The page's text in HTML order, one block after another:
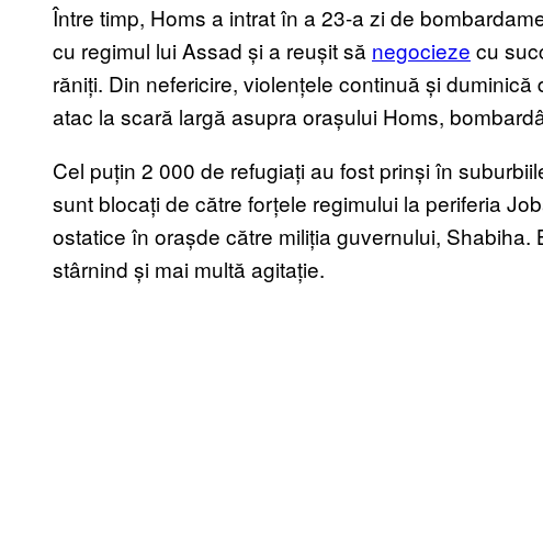
Între timp, Homs a intrat în a 23-a zi de
cu regimul lui Assad și a reușit să negocieze cu
răniți. Din nefericire, violențele continuă și
atac la scară largă asupra orașului Homs,
Cel puțin 2 000 de refugiați au fost prinși în
sunt blocați de către forțele regimului la periferia
ostatice în orașde către miliția guvernului,
stârnind și mai multă agitație.